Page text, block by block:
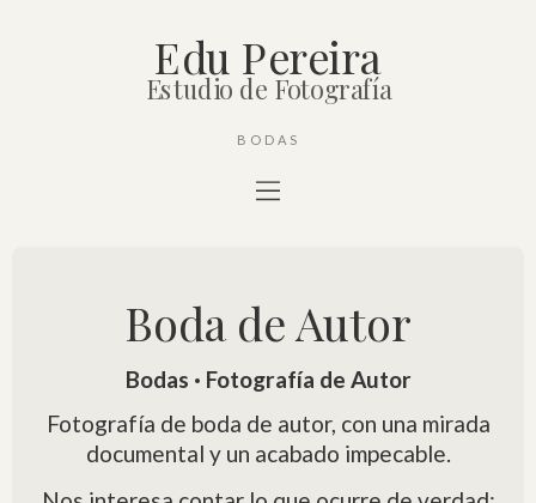
Edu Pereira
Estudio de Fotografía
BODAS
Boda de Autor
Bodas · Fotografía de Autor
Fotografía de boda de autor, con una mirada
documental y un acabado impecable.